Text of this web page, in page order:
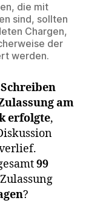
die mit
sind, sollten
Chargen,
der
werden.
Schreiben
am
erfolgte,
99
?